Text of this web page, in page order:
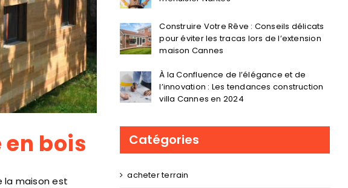
bois
la maison est
Construire Votre Rêve : Conseils délicats
pour éviter les tracas lors de l’extension
maison Cannes
À la Confluence de l’élégance et de
l’innovation : Les tendances construction
villa Cannes en 2024
Catégories
acheter terrain